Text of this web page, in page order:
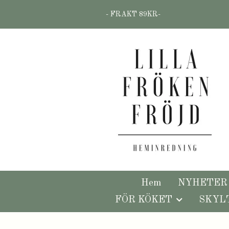
- FRAKT 89KR-
Hem
NYHETER
FÖR KÖKET